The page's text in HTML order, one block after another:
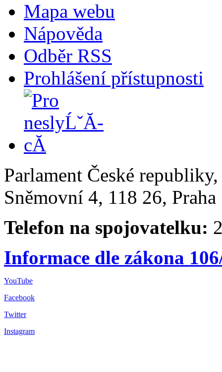
Mapa webu
Nápověda
Odběr RSS
Prohlášení přístupnosti
Parlament České
Sněmovní 4, 118 26,
Telefon na spojovatelku:
Informace dle zákona
YouTube
Facebook
Twitter
Instagram